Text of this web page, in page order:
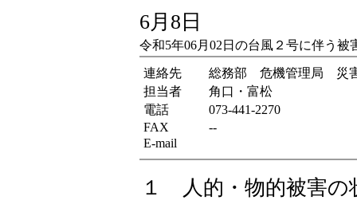
6月8日
令和5年06月02日の台風２号に伴う
連絡先
総務部 危機管理局 災
担当者
角口・富松
電話
073-441-2270
FAX
--
E-mail
１ 人的・物的被害の